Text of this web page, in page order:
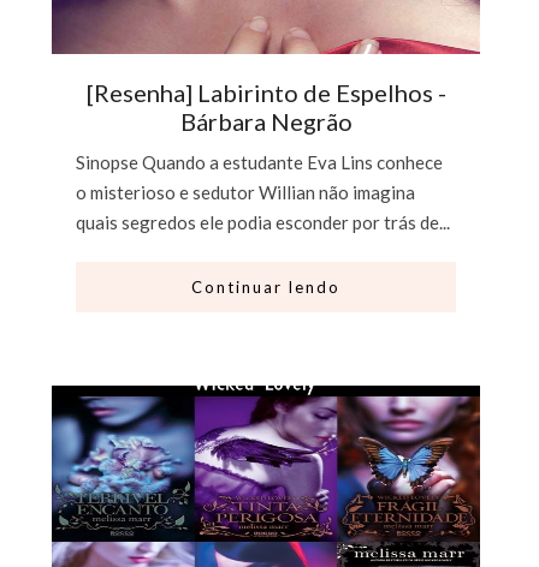
[Resenha] Labirinto de Espelhos -
Bárbara Negrão
Sinopse Quando a estudante Eva Lins conhece
o misterioso e sedutor Willian não imagina
quais segredos ele podia esconder por trás de...
Continuar lendo